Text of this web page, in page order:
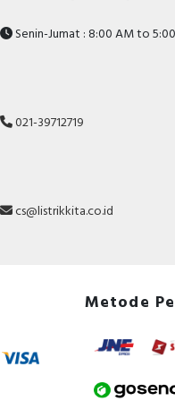
Senin-Jumat : 8:00 AM to
021-39712719
cs@listrikkita.co.id
Metode